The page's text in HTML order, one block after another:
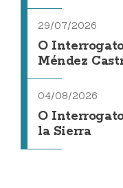
29/07/2026
O
Méndez
04/08/2026
O
la Sierra